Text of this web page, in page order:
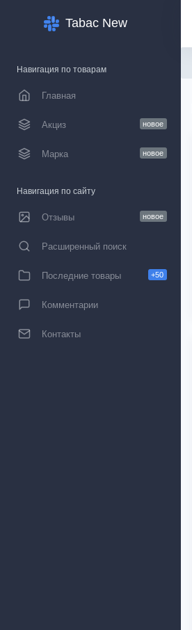
Tabac New
Навигация по товарам
Главная
Акциз новое
Марка новое
Навигация по сайту
Отзывы новое
Расширенный поиск
Последние товары +50
Комментарии
Контакты